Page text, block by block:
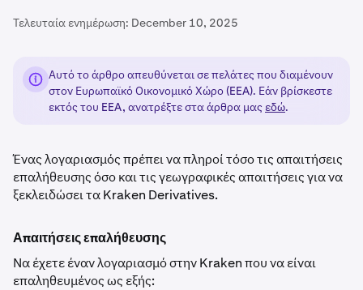
Τελευταία ενημέρωση: December 10, 2025
Αυτό το άρθρο απευθύνεται σε πελάτες που διαμένουν
στον Ευρωπαϊκό Οικονομικό Χώρο (EEA). Εάν βρίσκεστε
εκτός του EEA, ανατρέξτε στα άρθρα μας εδώ.
Ένας λογαριασμός πρέπει να πληροί τόσο τις απαιτήσεις
επαλήθευσης όσο και τις γεωγραφικές απαιτήσεις για να
ξεκλειδώσει τα Kraken Derivatives.
Απαιτήσεις επαλήθευσης
Να έχετε έναν λογαριασμό στην Kraken που να είναι
επαληθευμένος ως εξής: